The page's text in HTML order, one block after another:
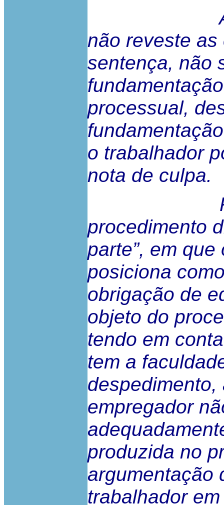
A
não reveste
sentença, não
processual,
o trabalhador
nota de culpa.
Por
procedimento
parte”, em
posiciona
obrigação de
objeto do
tendo em
tem a
empregador
produzida no
argumentação
trabalhador